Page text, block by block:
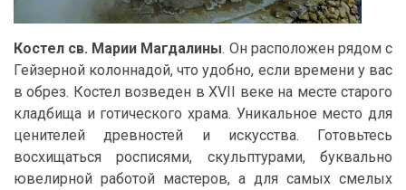
Костел св. Марии Магдалины. Он расположен рядом с
Гейзерной колоннадой, что удобно, если времени у вас
в обрез. Костел возведен в XVII веке на месте старого
кладбища и готического храма. Уникальное место для
ценителей древностей и искусства. Готовьтесь
восхищаться росписями, скульптурами, буквально
ювелирной работой мастеров, а для самых смелых